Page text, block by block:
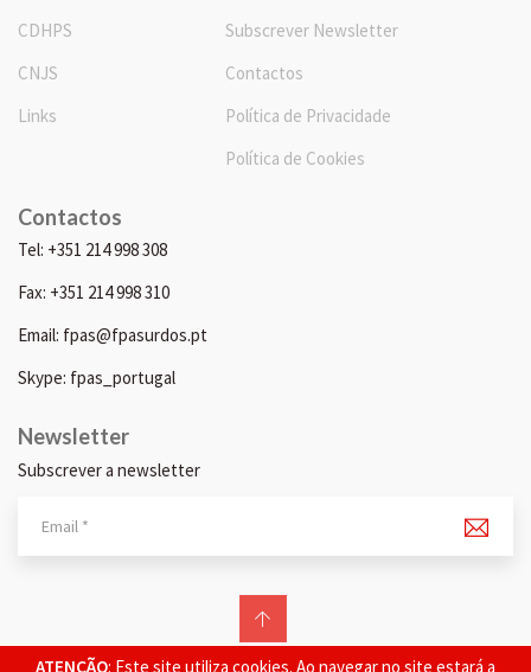
ATENÇÃO: Este site utiliza cookies. Ao navegar no site estará a
CDHPS
CNJS
Links
Subscrever Newsletter
Contactos
Política de Privacidade
Política de Cookies
Contactos
Tel: +351 214 998 308
Fax: +351 214 998 310
Email: fpas@fpasurdos.pt
Skype: fpas_portugal
Newsletter
Subscrever a newsletter
© 2026 FPAS. Todos os direitos reservados.